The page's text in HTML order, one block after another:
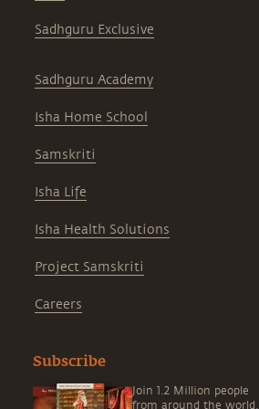
Sadhguru Exclusive
Sadhguru Academy
Isha Home School
Samskriti
Isha Life
Isha Health Solutions
Project Samskriti
Careers
Subscribe
Join 1.2 Million people
from around the world,